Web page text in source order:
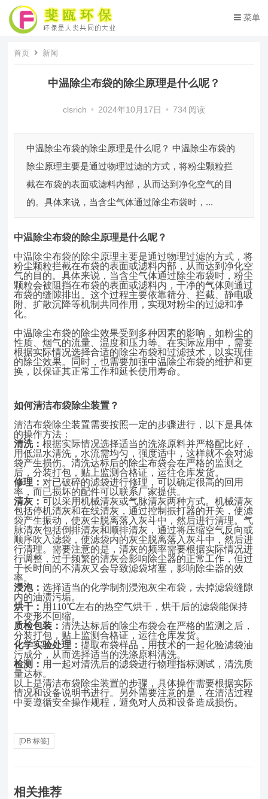
菜单
首页 新闻
中温除尘布袋的除尘原理是什么呢？
clsrich • 2024年10月17日 • 734 阅读
中温除尘布袋的除尘原理是什么呢？ 中温除尘布袋的
除尘原理主要是通过物理过滤的方式，将粉尘颗粒拦
截在布袋的表面或滤料内部，从而达到净化空气的目
的。具体来说，当含尘气体通过除尘布袋时，...
中温除尘布袋的除尘原理是什么呢 ？
中温除尘布袋的除尘原理主要是通过物理过滤的方式，将
粉尘颗粒拦截在布袋的表面或滤料内部，从而达到净化空
气的目的。具体来说，当含尘气体通过除尘布袋时，粉尘
颗粒会被阻挡在布袋的表面或滤料内，干净的气体则通过
布袋的缝隙排出。这个过程主要依靠筛分、拦截、静电吸
附、扩散沉降等机制共同作用，实现对粉尘的过滤和净
化。
中温除尘布袋的除尘效果受到多种因素的影响，如粉尘的
性质、烟气的流量、温度和压力等。在实际应用中，需要
根据实际情况选择合适的除尘布袋和过滤技术，以实现佳
的除尘效果。同时，也需要加强中温除尘布袋的维护和更
换，以保证其正常工作和延长使用寿命。
如何清洁布袋除尘装置 ？
清洁布袋除尘装置需要按照一定的步骤进行，以下是具体
的操作方法：
清洗：根据实际情况选择适当的洗涤原料并严格配比好，
用低温水清洗，水流需均匀，强度适中，这样就不会对滤
袋产生损伤。清洗达标后的除尘布袋会在严格的监测之
后，分装打包，贴上监测合格证，运往仓库发货。
修理： 对已破碎的滤袋进行修理，可以确定很高的回用
率，而已损坏的配件可以联系厂家提供。
清灰：可以采用机械清灰或气脉清灰两种方式。机械清灰
包括停机清灰和在线清灰，通过控制振打器的开关，使滤
袋产生振动，使灰尘脱离落入灰斗中，然后进行清理。气
脉清灰包括倒排清灰和顺排清灰，通过将压缩空气反向或
顺序吹入滤袋，使滤袋内的灰尘脱离落入灰斗中，然后进
行清理。需要注意的是，清灰的频率需要根据实际情况进
行调整，过于频繁的清灰会影响除尘器的正常工作，但过
于长时间的不清灰又会导致滤袋堵塞，影响除尘器的效
率。
浸泡：选择适当的化学制剂浸泡灰尘布袋，去掉滤袋缝隙
内的油渍污垢。
烘干： 用 110℃左右的热空气烘干，烘干后的滤袋能保持
不变形不回缩。
质检包装：清洗达标后的除尘布袋会在严格的监测之后，
分装打包，贴上监测合格证，运往仓库发货。
化学实验处理：提取布袋样品，用技术的一起化验滤袋油
污成分，从而选择适当的洗涤原料清洗。
检测： 用一起对清洗后的滤袋进行物理指标测试，清洗质
量达标。
以上是清洁布袋除尘装置的步骤，具体操作需要根据实际
情况和设备说明书进行。另外需要注意的是，在清洁过程
中要遵循安全操作规程，避免对人员和设备造成损伤。
[DB:标签]
相关推荐